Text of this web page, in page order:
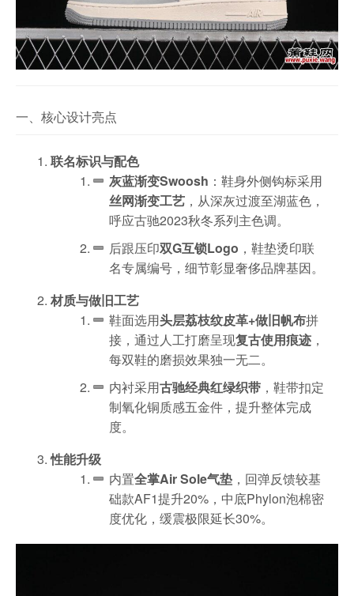
一、核心设计亮点
联名标识与配色
灰蓝渐变Swoosh ：鞋身外侧钩标采用
丝网渐变工艺 ，从深灰过渡至湖蓝色，
呼应古驰2023秋冬系列主色调。
后跟压印双G互锁Logo ，鞋垫烫印联
名专属编号，细节彰显奢侈品牌基因。
材质与做旧工艺
鞋面选用头层荔枝纹皮革+做旧帆布拼
接，通过人工打磨呈现复古使用痕迹 ，
每双鞋的磨损效果独一无二。
内衬采用古驰经典红绿织带 ，鞋带扣定
制氧化铜质感五金件，提升整体完成
度。
性能升级
内置全掌Air Sole气垫 ，回弹反馈较基
础款AF1提升20%，中底Phylon泡棉密
度优化，缓震极限延长30%。